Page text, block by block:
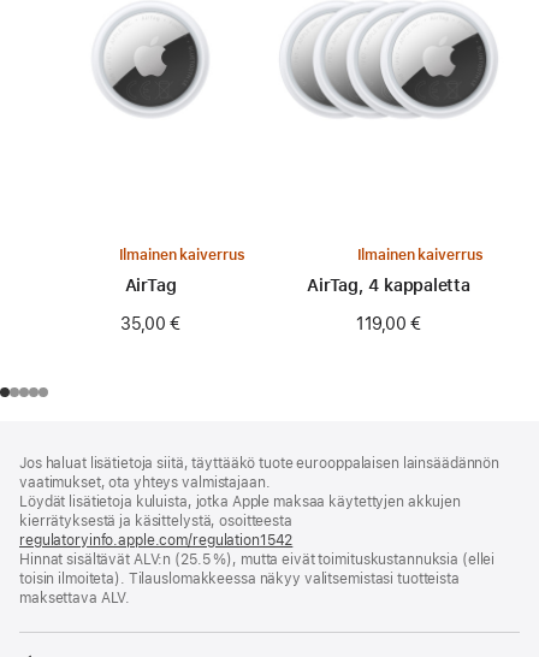
Ilmainen kaiverrus
AirTag
35,00 €
Ilmainen kaiverrus
AirTag, 4 kappaletta
119,00 €
Jos haluat lisätietoja siitä, täyttääkö tuote eurooppalaisen lainsäädännön
vaatimukset, ota yhteys valmistajaan.
Löydät lisätietoja kuluista, jotka Apple maksaa käytettyjen akkujen
kierrätyksestä ja käsittelystä, osoitteesta
regulatoryinfo.apple.com/regulation1542
uuteen
ikkunaan)
Hinnat sisältävät ALV:n (25.5 %), mutta eivät toimitus­kustannuksia (ellei
toisin ilmoiteta). Tilauslomakkeessa näkyy valitsemistasi tuotteista
maksettava ALV.